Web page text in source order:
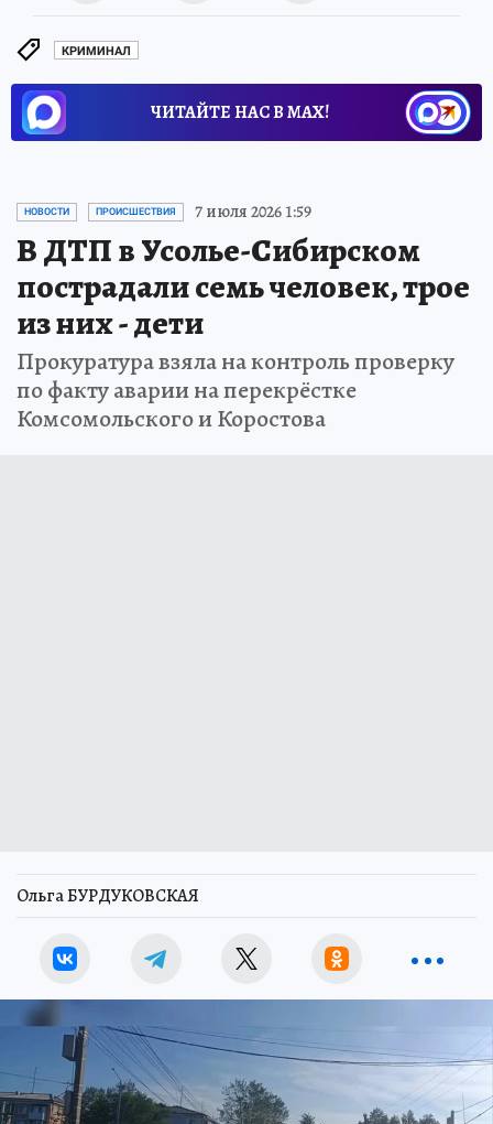
КРИМИНАЛ
ЧИТАЙТЕ НАС В МАХ!
НОВОСТИ ПРОИСШЕСТВИЯ 7 июля 2026 1:59
В ДТП в Усолье-Сибирском
пострадали семь человек, трое
из них - дети
Прокуратура взяла на контроль проверку
по факту аварии на перекрёстке
Комсомольского и Коростова
Ольга БУРДУКОВСКАЯ